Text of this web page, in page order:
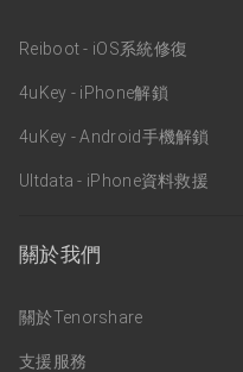
Reiboot - iOS系統修復
4uKey - iPhone解鎖
4uKey - Android手機解鎖
Ultdata - iPhone資料救援
關於我們
關於Tenorshare
支援服務